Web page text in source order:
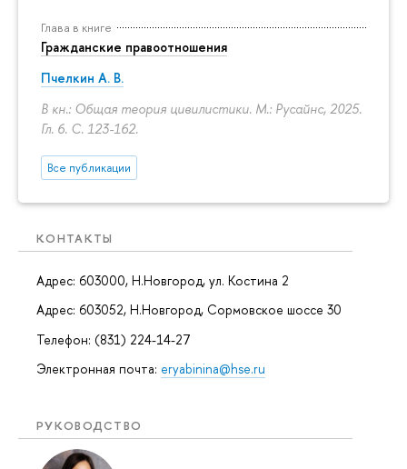
Глава в книге
Гражданские правоотношения
Пчелкин А. В.
В кн.: Общая теория цивилистики. М.: Русайнс, 2025.
Гл. 6. С. 123-162.
Все публикации
КОНТАКТЫ
Адрес: 603000, Н.Новгород, ул. Костина 2
Адрес: 603052, Н.Новгород, Сормовское шоссе 30
Телефон: (831) 224-14-27
Электронная почта: eryabinina@hse.ru
РУКОВОДСТВО